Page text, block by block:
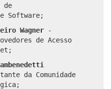
de
Software;
Wagner
-
de Acesso
da Comunidade